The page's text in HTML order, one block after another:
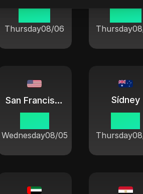
02 46
Thursday08/06
03 46
Thursday
San Francisco
Wednesday08/05
Sídney
Thursday